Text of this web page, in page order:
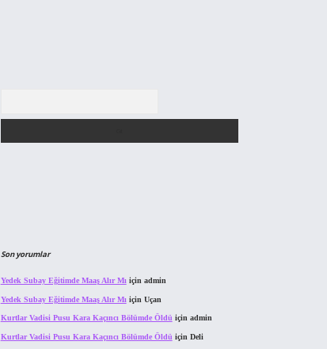
Son yorumlar
Yedek Subay Eğitimde Maaş Alır Mı için admin
Yedek Subay Eğitimde Maaş Alır Mı için Uçan
Kurtlar Vadisi Pusu Kara Kaçıncı Bölümde Öldü için admin
Kurtlar Vadisi Pusu Kara Kaçıncı Bölümde Öldü için Deli